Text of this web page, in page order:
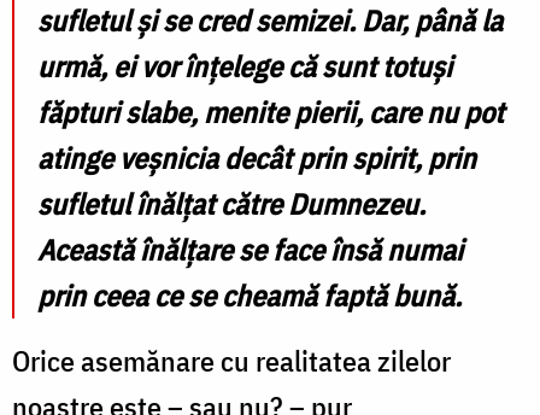
sufletul și se cred semizei. Dar, până la
urmă, ei vor înțelege că sunt totuși
făpturi slabe, menite pierii, care nu pot
atinge veșnicia decât prin spirit, prin
sufletul înălțat către Dumnezeu.
Această înălțare se face însă numai
prin ceea ce se cheamă faptă bună.
Orice asemănare cu realitatea zilelor
noastre este – sau nu? – pur